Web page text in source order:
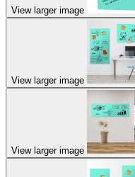
View larger image
View larger image
View larger image